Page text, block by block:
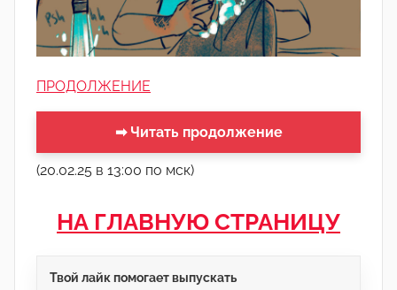
ПРОДОЛЖЕНИЕ
➡ Читать продолжение
(20.02.25 в 13:00 по мск)
НА ГЛАВНУЮ СТРАНИЦУ
Твой лайк помогает выпускать